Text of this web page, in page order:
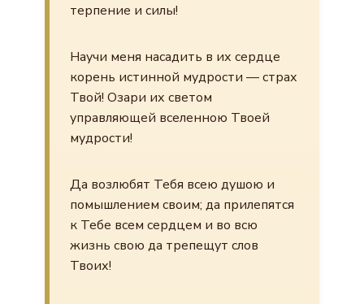
терпение и силы!
Научи меня насадить в их сердце
корень истинной мудрости — страх
Твой! Озари их светом
управляющей вселенною Твоей
мудрости!
Да возлюбят Тебя всею душою и
помышлением своим; да прилепятся
к Тебе всем сердцем и во всю
жизнь свою да трепещут слов
Твоих!